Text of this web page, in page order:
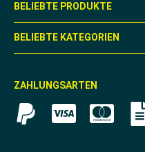
BELIEBTE PRODUKTE
BELIEBTE KATEGORIEN
ZAHLUNGSARTEN